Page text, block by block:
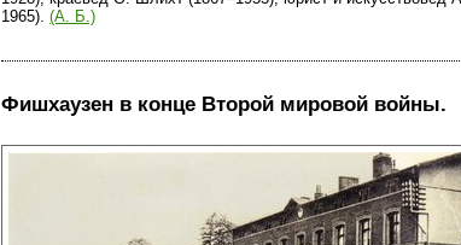
1965). (А. Б.)
Фишхаузен в конце Второй мировой войны.